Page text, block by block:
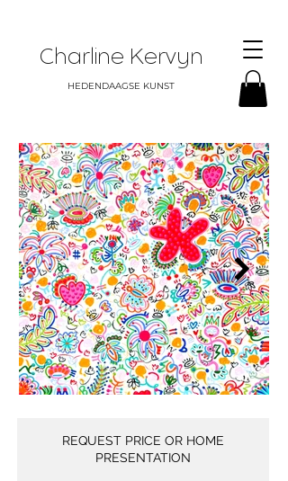
Charline Kervyn
HEDENDAAGSE KUNST
REQUEST PRICE OR HOME
PRESENTATION